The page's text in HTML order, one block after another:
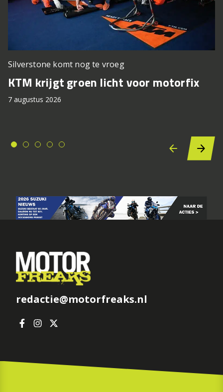
Silverstone komt nog te vroeg
KTM krijgt groen licht voor motorfix
7 augustus 2026
redactie@motorfreaks.nl